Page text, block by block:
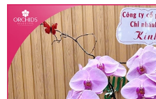
• Giá trên được miễn
miễn phí in thiệp -
hàng.
• Beautiful Orchids
trên toàn quốc để phục
khu vực sẽ có mức giá